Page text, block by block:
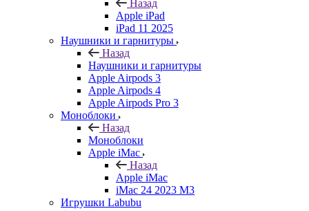
Назад
Apple iPad
iPad 11 2025
Наушники и гарнитуры
Назад
Наушники и гарнитуры
Apple Airpods 3
Apple Airpods 4
Apple Airpods Pro 3
Моноблоки
Назад
Моноблоки
Apple iMac
Назад
Apple iMac
iMac 24 2023 M3
Игрушки Labubu